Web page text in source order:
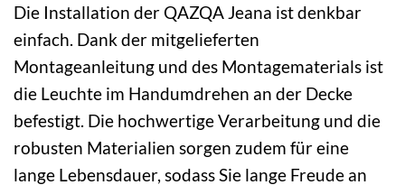
Die Installation der QAZQA Jeana ist denkbar
einfach. Dank der mitgelieferten
Montageanleitung und des Montagematerials ist
die Leuchte im Handumdrehen an der Decke
befestigt. Die hochwertige Verarbeitung und die
robusten Materialien sorgen zudem für eine
lange Lebensdauer, sodass Sie lange Freude an